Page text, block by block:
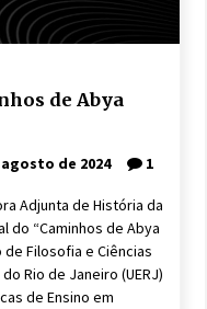
de Abya
de 2024 1
Adjunta de História da
do “Caminhos de Abya
de Filosofia e Ciências
Rio de Janeiro (UERJ)
de Ensino em